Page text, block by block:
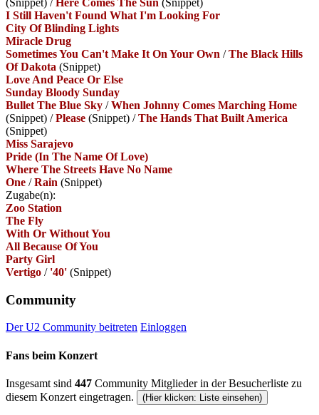
I Still Haven't Found What I'm Looking For
City Of Blinding Lights
Miracle Drug
Sometimes You Can't Make It On Your Own /The Black Hills
Of Dakota (Snippet)
Love And Peace Or Else
Sunday Bloody Sunday
Bullet The Blue Sky /When Johnny Comes Marching Home
(Snippet) /Please (Snippet) /The Hands That Built America
(Snippet)
Miss Sarajevo
Pride (In The Name Of Love)
Where The Streets Have No Name
One /Rain (Snippet)
Zugabe(n):
Zoo Station
The Fly
With Or Without You
All Because Of You
Party Girl
Vertigo / '40' (Snippet)
Community
Der U2 Community beitreten Einloggen
Fans beim Konzert
Insgesamt sind 447 Community Mitglieder in der Besucherliste zu
diesem Konzert eingetragen.
(Hier klicken: Liste einsehen)